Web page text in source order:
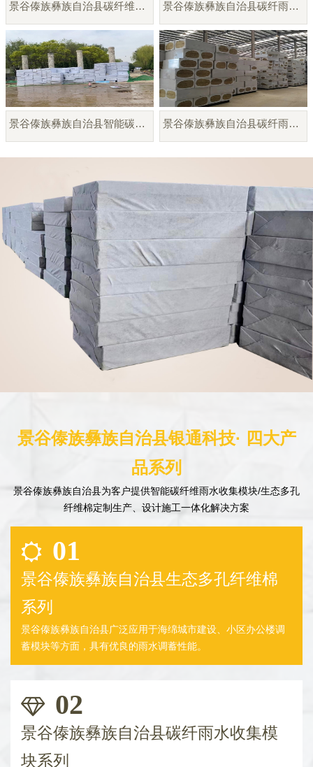
景谷傣族彝族自治县碳纤维蓄水蓄释模块 景谷傣族彝族自治县碳纤雨水调蓄模块
景谷傣族彝族自治县智能碳纤雨水收集模块 景谷傣族彝族自治县碳纤雨水收集模块厂家
景谷傣族彝族自治县银通科技· 四大产
品系列
景谷傣族彝族自治县为客户提供智能碳纤维雨水收集模块/生态多孔
纤维棉定制生产、设计施工一体化解决方案
01
景谷傣族彝族自治县生态多孔纤维棉
系列
景谷傣族彝族自治县广泛应用于海绵城市建设、小区办公楼调
蓄模块等方面，具有优良的雨水调蓄性能。
02
景谷傣族彝族自治县碳纤雨水收集模
块系列